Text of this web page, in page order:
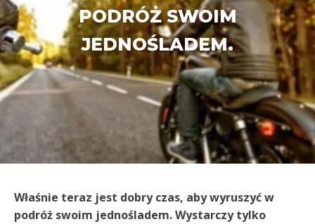
PODRÓŻ SWOIM
JEDNOŚLADEM.
Właśnie teraz jest dobry czas, aby wyruszyć w
podróż swoim jednośladem. Wystarczy tylko